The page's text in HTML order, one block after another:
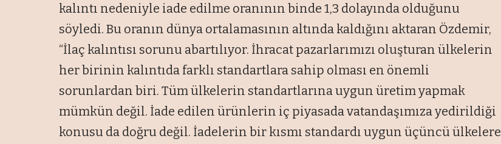
kalıntı nedeniyle iade edilme oranının binde 1,3 dolayında olduğunu
söyledi. Bu oranın dünya ortalamasının altında kaldığını aktaran Özdemir,
“İlaç kalıntısı sorunu abartılıyor. İhracat pazarlarımızı oluşturan ülkelerin
her birinin kalıntıda farklı standartlara sahip olması en önemli
sorunlardan biri. Tüm ülkelerin standartlarına uygun üretim yapmak
mümkün değil. İade edilen ürünlerin iç piyasada vatandaşımıza yedirildiği
konusu da doğru değil. İadelerin bir kısmı standardı uygun üçüncü ülkelere